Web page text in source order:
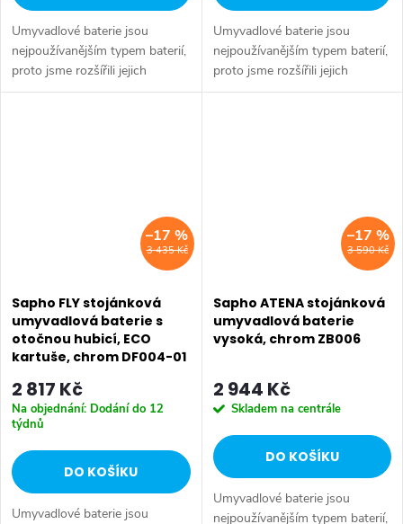
Umyvadlové baterie jsou
nejpoužívanějším typem baterií,
proto jsme rozšířili jejich
nabídku. Lze je kombinovat s
Umyvadlové baterie jsou
nejpoužívanějším typem baterií,
proto jsme rozšířili jejich
nabídku. Lze je kombinovat s
3 435 Kč
–17 %
Sapho FLY stojánková
umyvadlová baterie s
otočnou hubicí, ECO
kartuše, chrom DF004-01
2 817 Kč
Na objednání: Dodání do 12
týdnů
DO KOŠÍKU
Umyvadlové baterie jsou
3 590 Kč
–17 %
Sapho ATENA stojánková
umyvadlová baterie
vysoká, chrom ZB006
2 944 Kč
Skladem na centrále
DO KOŠÍKU
Umyvadlové baterie jsou
nejpoužívanějším typem baterií,